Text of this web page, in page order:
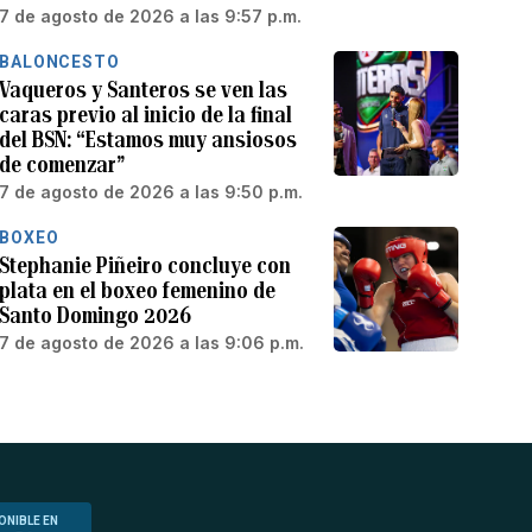
7 de agosto de 2026 a las 9:57 p.m.
BALONCESTO
Vaqueros y Santeros se ven las
caras previo al inicio de la final
del BSN: “Estamos muy ansiosos
de comenzar”
7 de agosto de 2026 a las 9:50 p.m.
BOXEO
Stephanie Piñeiro concluye con
plata en el boxeo femenino de
Santo Domingo 2026
7 de agosto de 2026 a las 9:06 p.m.
EN